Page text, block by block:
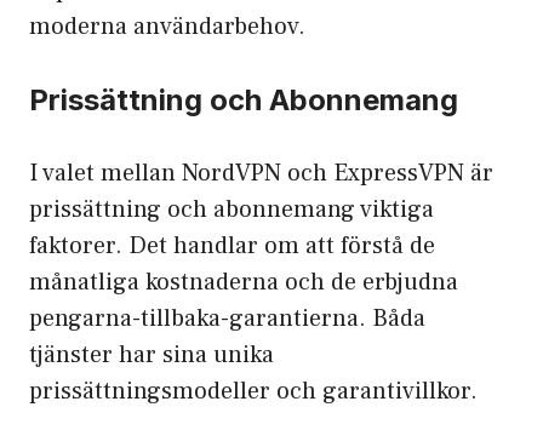
moderna användarbehov.
Prissättning och Abonnemang
I valet mellan NordVPN och ExpressVPN är
prissättning och abonnemang viktiga
faktorer. Det handlar om att förstå de
månatliga kostnaderna och de erbjudna
pengarna-tillbaka-garantierna. Båda
tjänster har sina unika
prissättningsmodeller och garantivillkor.